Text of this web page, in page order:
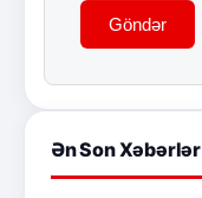
Göndər
Ən Son Xəbərlər